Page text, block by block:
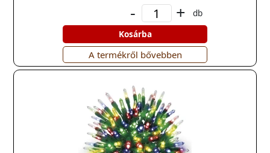
- +
db
Kosárba
A termékről bővebben